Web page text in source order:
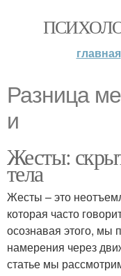
главная
Разница
и
Жесты:
тела
Жесты – это
которая часто
осознавая этого, мы
намерения через
статье мы